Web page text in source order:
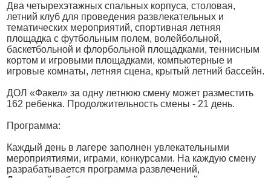
Два четырехэтажных спальных корпуса, столовая,
летний клуб для проведения развлекательных и
тематических мероприятий, спортивная летняя
площадка с футбольным полем, волейбольной,
баскетбольной и флорбольной площадками, теннисным
кортом и игровыми площадками, компьютерные и
игровые комнаты, летняя сцена, крытый летний бассейн.
ДОЛ «Факел» за одну летнюю смену может разместить
162 ребенка. Продолжительность смены - 21 день.
Программа:
Каждый день в лагере заполнен увлекательными
мероприятиями, играми, конкурсами. На каждую смену
разрабатывается программа развлечений,